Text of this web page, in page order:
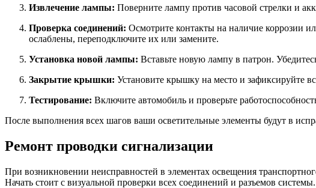
Извлечение лампы: Поверните лампу против часовой стрелки и
Проверка соединений: Осмотрите контакты на наличие коррозии
ослаблены, переподключите их или замените.
Установка новой лампы: Вставьте новую лампу в патрон.
Закрытие крышки: Установите крышку на место и зафиксируйте
Тестирование: Включите автомобиль и проверьте
После выполнения всех шагов ваши осветительные элементы будут в
Ремонт проводки сигнализации
При возникновении неисправностей в элементах освещения
Начать стоит с визуальной проверки всех соединений и разъемов